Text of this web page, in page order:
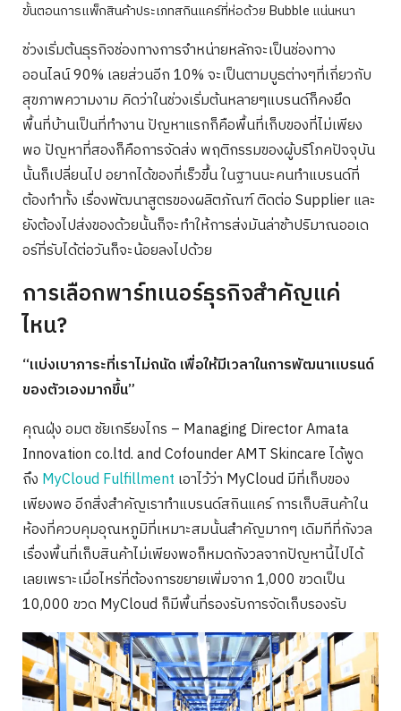
ขั้นตอนการแพ็กสินค้าประเภทสกินแคร์ที่ห่อด้วย Bubble แน่นหนา
ช่วงเริ่มต้นธุรกิจช่องทางการจำหน่ายหลักจะเป็นช่องทาง
ออนไลน์ 90% เลยส่วนอีก 10% จะเป็นตามบูธต่างๆที่เกี่ยวกับ
สุขภาพความงาม คิดว่าในช่วงเริ่มต้นหลายๆแบรนด์ก็คงยึด
พื้นที่บ้านเป็นที่ทำงาน ปัญหาแรกก็คือพื้นที่เก็บของที่ไม่เพียง
พอ ปัญหาที่สองก็คือการจัดส่ง พฤติกรรมของผู้บริโภคปัจจุบัน
นั้นก็เปลี่ยนไป อยากได้ของที่เร็วขึ้น ในฐานนะคนทำแบรนด์ที่
ต้องทำทั้ง เรื่องพัฒนาสูตรของผลิตภัณฑ์ ติดต่อ Supplier และ
ยังต้องไปส่งของด้วยนั้นก็จะทำให้การส่งมันล่าช้าปริมาณออเด
อร์ที่รับได้ต่อวันก็จะน้อยลงไปด้วย
การเลือกพาร์ทเนอร์ธุรกิจสำคัญแค่
ไหน?
“แบ่งเบาภาระที่เราไม่ถนัด เพื่อให้มีเวลาในการพัฒนาแบรนด์
ของตัวเองมากขึ้น”⁣
คุณฝุ่ง อมต ชัยเกรียงไกร – Managing Director Amata
Innovation co.ltd. and Cofounder AMT Skincare ได้พูด
ถึง MyCloud Fulfillment เอาไว้ว่า MyCloud มีที่เก็บของ
เพียงพอ อีกสิ่งสำคัญเราทำแบรนด์สกินแคร์ การเก็บสินค้าใน
ห้องที่ควบคุมอุณหภูมิที่เหมาะสมนั้นสำคัญมากๆ เดิมทีที่กังวล
เรื่องพื้นที่เก็บสินค้าไม่เพียงพอก็หมดกังวลจากปัญหานี้ไปได้
เลยเพราะเมื่อไหร่ที่ต้องการขยายเพิ่มจาก 1,000 ขวดเป็น
10,000 ขวด MyCloud ก็มีพื้นที่รองรับการจัดเก็บรองรับ